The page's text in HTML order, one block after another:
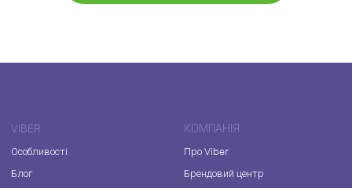
VIBER
Особливості
Блог
КОМПАНІЯ
Про Viber
Брендовий центр